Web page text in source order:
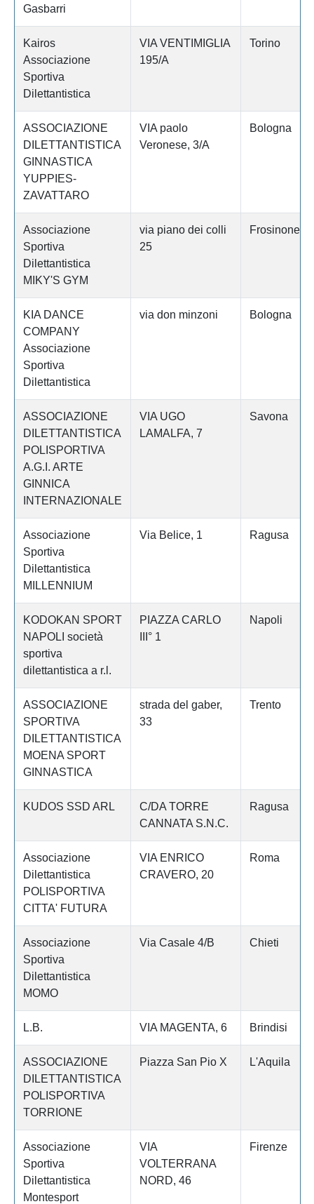
Gasbarri
Kairos
Associazione
Sportiva
Dilettantistica
VIA VENTIMIGLIA
195/A
Torino
ASSOCIAZIONE
DILETTANTISTICA
GINNASTICA
YUPPIES-
ZAVATTARO
VIA paolo
Veronese, 3/A
Bologna
Associazione
Sportiva
Dilettantistica
MIKY'S GYM
via piano dei colli
25
Frosinone
KIA DANCE
COMPANY
Associazione
Sportiva
Dilettantistica
via don minzoni Bologna
ASSOCIAZIONE
DILETTANTISTICA
POLISPORTIVA
A.G.I. ARTE
GINNICA
INTERNAZIONALE
VIA UGO
LAMALFA, 7
Savona
Associazione
Sportiva
Dilettantistica
MILLENNIUM
Via Belice, 1 Ragusa
KODOKAN SPORT
NAPOLI società
sportiva
dilettantistica a r.l.
PIAZZA CARLO
III° 1
Napoli
ASSOCIAZIONE
SPORTIVA
DILETTANTISTICA
MOENA SPORT
GINNASTICA
strada del gaber,
33
Trento
KUDOS SSD ARL
C/DA TORRE
CANNATA S.N.C.
Ragusa
Associazione
Dilettantistica
POLISPORTIVA
CITTA' FUTURA
VIA ENRICO
CRAVERO, 20
Roma
Associazione
Sportiva
Dilettantistica
MOMO
Via Casale 4/B Chieti
L.B. VIA MAGENTA, 6 Brindisi
ASSOCIAZIONE
DILETTANTISTICA
POLISPORTIVA
TORRIONE
Piazza San Pio X L'Aquila
Associazione
Sportiva
Dilettantistica
Montesport
VIA
VOLTERRANA
NORD, 46
Firenze